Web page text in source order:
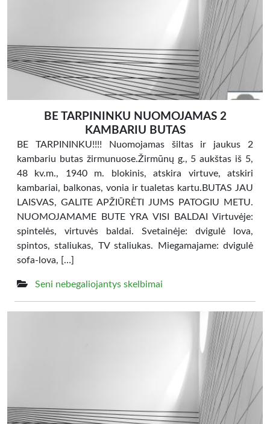
BE TARPININKU NUOMOJAMAS 2
KAMBARIU BUTAS
BE TARPININKU!!!! Nuomojamas šiltas ir jaukus 2
kambariu butas žirmunuose.Žirmūnų g., 5 aukštas iš 5,
48 kv.m., 1940 m. blokinis, atskira virtuve, atskiri
kambariai, balkonas, vonia ir tualetas kartu.BUTAS JAU
LAISVAS, GALITE APŽIŪRĖTI JUMS PATOGIU METU.
NUOMOJAMAME BUTE YRA VISI BALDAI Virtuvėje:
spintelės, virtuvės baldai. Svetainėje: dvigulė lova,
spintos, staliukas, TV staliukas. Miegamajame: dvigulė
sofa-lova, […]
Seni nebegaliojantys skelbimai